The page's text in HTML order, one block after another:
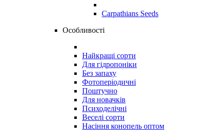
Carpathians Seeds
Особливості
Найкращі сорти
Для гідропоніки
Без запаху
Фотоперіодичні
Поштучно
Для новачків
Психоделічні
Веселі сорти
Насіння конопель оптом